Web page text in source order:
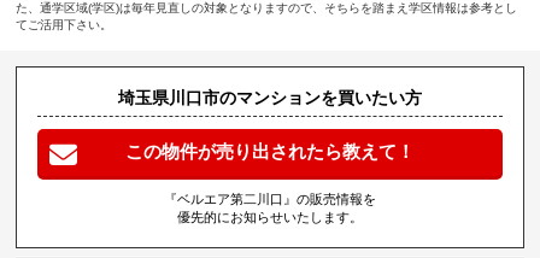
た、通学区域(学区)は毎年見直しの対象となりますので、そちらを踏まえ学区情報は参考とし
てご活用下さい。
埼玉県川口市のマンションを買いたい方
この物件が売り出されたら教えて！
『ベルエア第二川口』の販売情報を
優先的にお知らせいたします。